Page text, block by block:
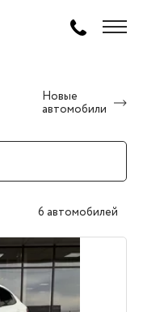
Новые
автомобили
6 автомобилей